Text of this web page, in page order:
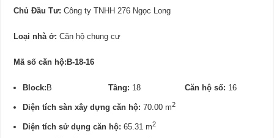
Chủ Đầu Tư: Công ty TNHH 276 Ngọc Long
Loại nhà ở: Căn hộ chung cư
Mã số căn hộ:B-18-16
Block:BTầng: 18Căn hộ số: 16
Diện tích sàn xây dựng căn hộ:70.00 m2
Diện tích sử dụng căn hộ: 65.31 m2